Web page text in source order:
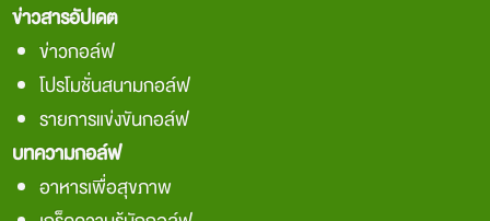
ข่าวสารอัปเดต
ข่าวกอล์ฟ
โปรโมชั่นสนามกอล์ฟ
รายการแข่งขันกอล์ฟ
บทความกอล์ฟ
อาหารเพื่อสุขภาพ